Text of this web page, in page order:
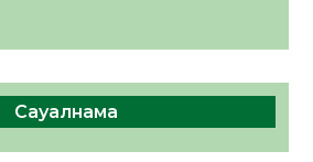
Сауалнама